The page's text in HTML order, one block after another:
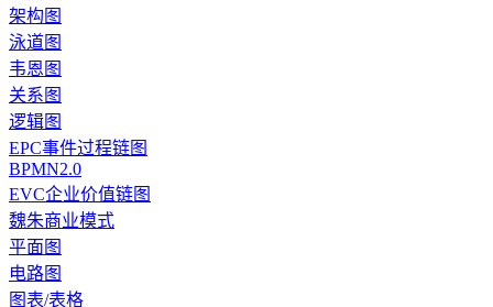
架构图
泳道图
韦恩图
关系图
逻辑图
EPC事件过程链图
BPMN2.0
EVC企业价值链图
魏朱商业模式
平面图
电路图
图表/表格